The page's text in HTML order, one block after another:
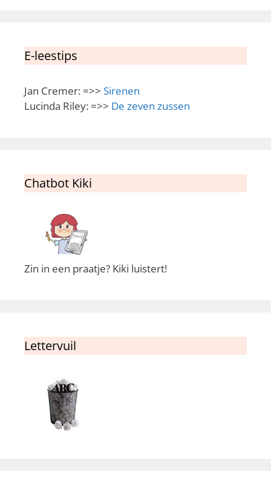
E-leestips
Jan Cremer: =>> Sirenen
Lucinda Riley: =>> De zeven zussen
Chatbot Kiki
Zin in een praatje? Kiki luistert!
Lettervuil